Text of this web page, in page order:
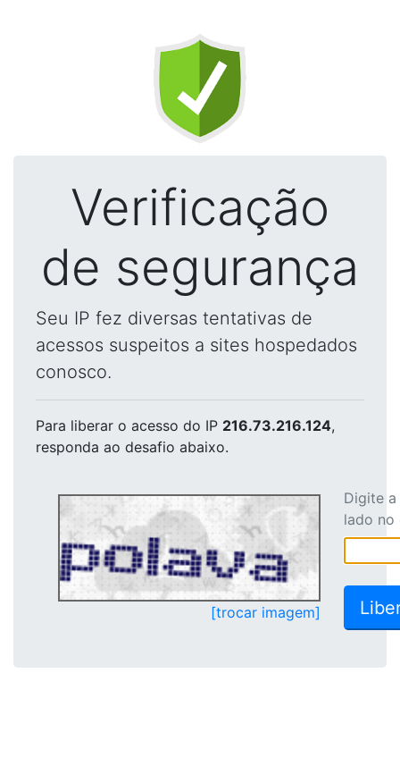
Verificação
de segurança
Seu IP fez diversas tentativas de
acessos suspeitos a sites hospedados
conosco.
Para liberar o acesso do IP 216.73.216.124,
responda ao desafio abaixo.
[trocar imagem]
Digite
lado no